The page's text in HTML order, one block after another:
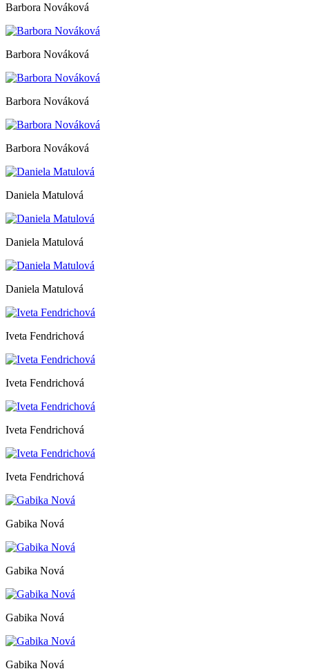
Barbora Nováková
Barbora Nováková
Barbora Nováková
Barbora Nováková
Daniela Matulová
Daniela Matulová
Daniela Matulová
Iveta Fendrichová
Iveta Fendrichová
Iveta Fendrichová
Iveta Fendrichová
Gabika Nová
Gabika Nová
Gabika Nová
Gabika Nová